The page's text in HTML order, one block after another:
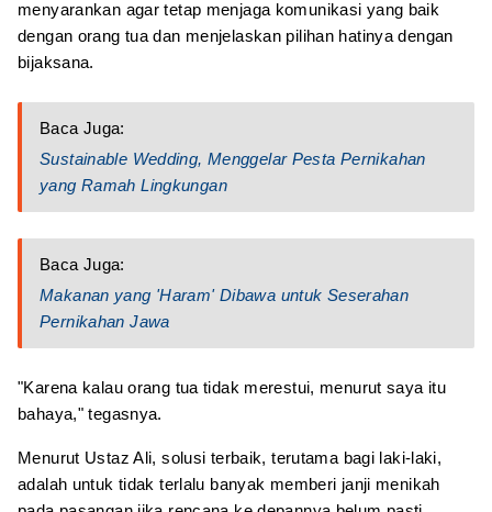
menyarankan agar tetap menjaga komunikasi yang baik
dengan orang tua dan menjelaskan pilihan hatinya dengan
bijaksana.
Baca Juga:
Sustainable Wedding, Menggelar Pesta Pernikahan
yang Ramah Lingkungan
Baca Juga:
Makanan yang 'Haram' Dibawa untuk Seserahan
Pernikahan Jawa
"Karena kalau orang tua tidak merestui, menurut saya itu
bahaya," tegasnya.
Menurut Ustaz Ali, solusi terbaik, terutama bagi laki-laki,
adalah untuk tidak terlalu banyak memberi janji menikah